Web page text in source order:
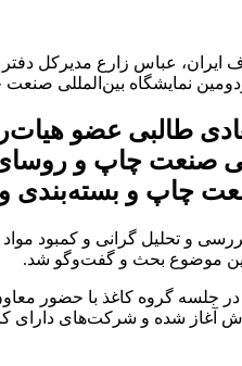
عباس زارع مدیرکل
طالبی عضو
چاپ و روسای
و تحلیل گرانی و کمبود مواد
این موضوع بحث و گفت‌وگو شد.
یافت و فرآیند ثبت سفارش آغاز شده و